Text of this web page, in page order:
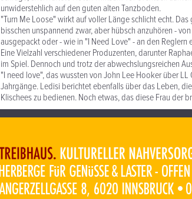
unwiderstehlich auf den guten alten Tanzboden.
"Turn Me Loose" wirkt auf voller Länge schlicht echt.
bisschen unspannend zwar, aber hübsch anzuhören -
ausgepackt oder - wie in "I Need Love" - an den Reglern
Eine Vielzahl verschiedener Produzenten, darunter
im Spiel. Dennoch und trotz der abwechslungsreichen
"I need love", das wussten von John Lee Hooker über
Jahrgänge. Ledisi berichtet ebenfalls über das Leben,
Klischees zu bedienen. Noch etwas, das diese Frau der